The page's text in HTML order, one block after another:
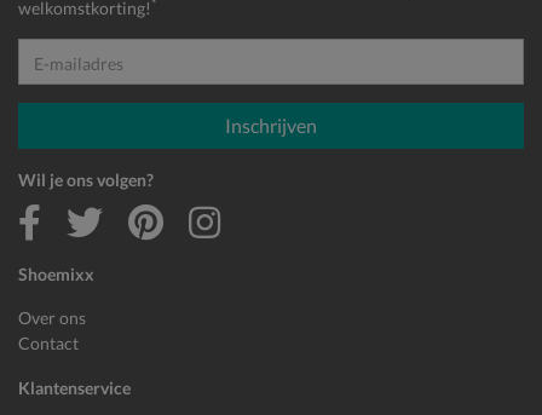
Shoemixx
Over ons
Contact
Klantenservice
welkomstkorting!
E-mailadres
Inschrijven
Wil je ons volgen?